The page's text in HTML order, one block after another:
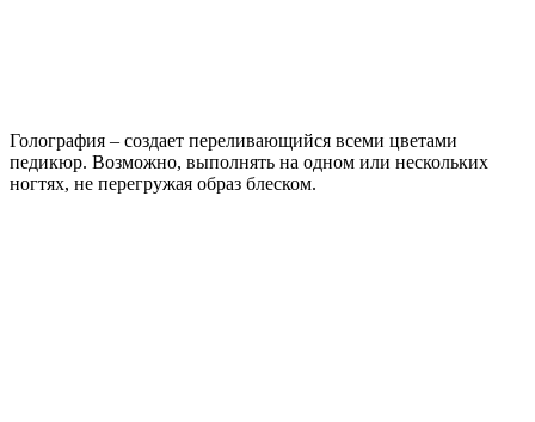
Голография – создает переливающийся всеми цветами
педикюр. Возможно, выполнять на одном или нескольких
ногтях, не перегружая образ блеском.